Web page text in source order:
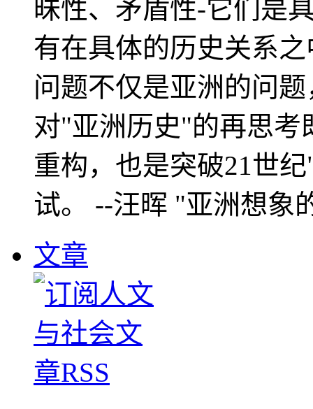
昧性、矛盾性-它们是
有在具体的历史关系
问题不仅是亚洲的问
对"亚洲历史"的再思考
重构，也是突破21世
试。 --汪晖 "亚洲想象
文章